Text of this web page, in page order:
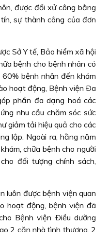
được đối xử công bằng
sự thành công của đơn
Sở Y tế, Bảo hiểm xã hội
bệnh cho bệnh nhân có
bệnh nhân đến khám
hoạt động, Bệnh viện Ða
phần đa dạng hoá các
nhu cầu chăm sóc sức
giảm tải hiệu quả cho các
lập. Ngoài ra, hằng năm
chữa bệnh cho người
đối tượng chính sách,
luôn được bệnh viện quan
hoạt động, bệnh viện đã
Bệnh viện Ðiều dưỡng
2 căn nhà tình thương, 2